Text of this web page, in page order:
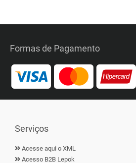
Formas de Pagamento
Serviços
Acesse aqui o XML
Acesso B2B Lepok